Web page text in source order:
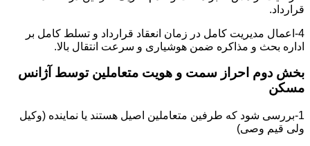
قرارداد.
4-اعمال مدیریت کامل در زمان انعقاد قرارداد و تسلط کامل بر
اداره بحث و مذاکره ضمن هوشیاری و سرعت انتقال بالا.
بخش دوم احراز سمت و هویت متعاملین توسط آژانس
مسکن
1-بررسی شود که طرفین متعاملین اصیل هستند یا نماینده (وکیل
ولی قیم وصی)